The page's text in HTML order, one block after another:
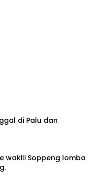
di Palu dan
wakili Soppeng lomba